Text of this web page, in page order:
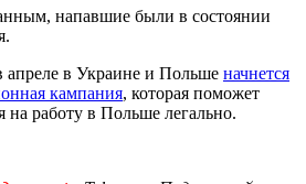
напавшие были в состоянии
апреле в Украине и Польше начнется
кампания, которая поможет
на работу в Польше легально.